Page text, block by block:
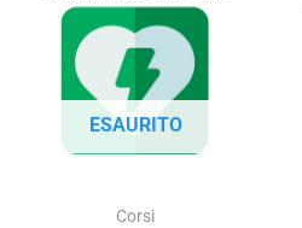
ESAURITO
Corsi